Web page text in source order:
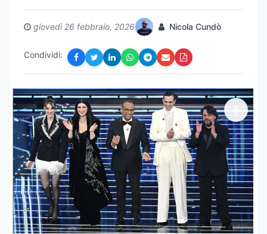
giovedì 26 febbraio, 2026 Nicola Cundò
Condividi: